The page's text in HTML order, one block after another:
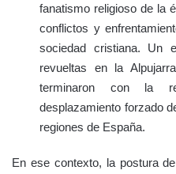
fanatismo religioso de la
conflictos y
sociedad cristiana. Un
revueltas en la
terminaron con la
desplazamiento forzado
regiones de España.
En ese contexto, la postura